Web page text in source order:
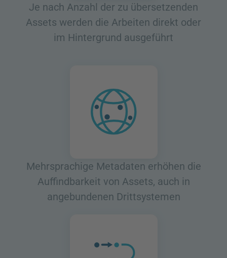
Je nach Anzahl der zu übersetzenden
Assets werden die Arbeiten direkt oder
im Hintergrund ausgeführt
Mehrsprachige Metadaten erhöhen die
Auffindbarkeit von Assets, auch in
angebundenen Drittsystemen